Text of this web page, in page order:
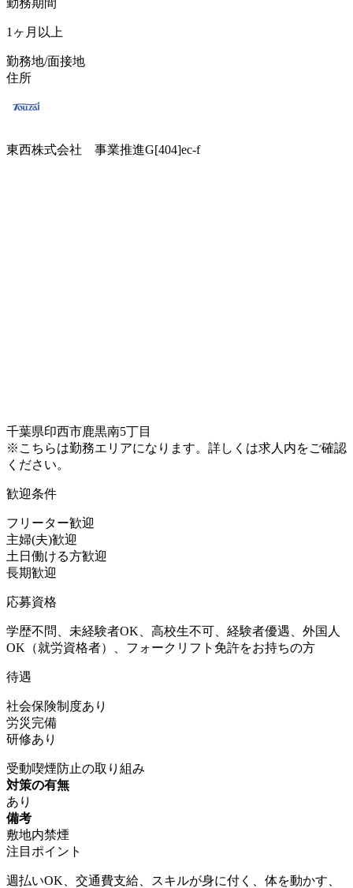
1ヶ月以上
勤務地/面接地
住所
東西株式会社 事業推進G[404]ec-f
千葉県印西市鹿黒南5丁目
※こちらは勤務エリアになります。詳しくは求人内をご確認
ください。
歓迎条件
フリーター歓迎
主婦(夫)歓迎
土日働ける方歓迎
長期歓迎
応募資格
学歴不問、未経験者OK、高校生不可、経験者優遇、外国人
OK（就労資格者）、フォークリフト免許をお持ちの方
待遇
社会保険制度あり
労災完備
研修あり
受動喫煙防止の取り組み
対策の有無
あり
備考
敷地内禁煙
注目ポイント
週払いOK、交通費支給、スキルが身に付く、体を動かす、